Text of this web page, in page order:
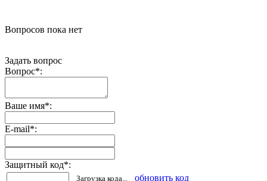
Вопросов пока нет
Задать вопрос
Вопрос*:
Ваше имя*:
E-mail*:
Защитный код*:
Загрузка кода... обновить код